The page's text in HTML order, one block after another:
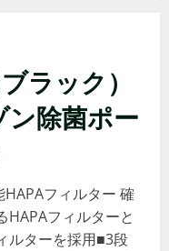
ラック）
ン除菌ポー
フィルター 確
HAPAフィルターと
ルターを採用■3段